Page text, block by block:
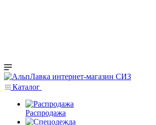
Каталог
Распродажа